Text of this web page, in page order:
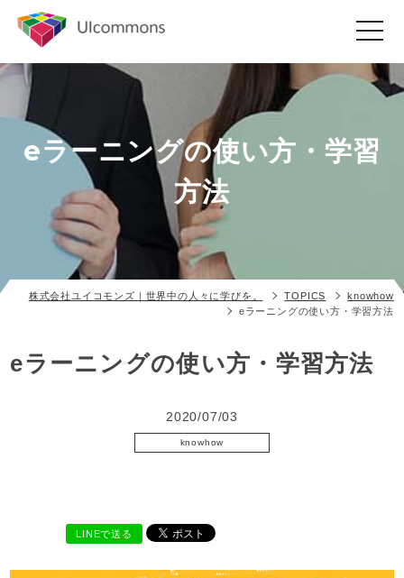
toggle
eラーニングの使い方・学習
方法
株式会社ユイコモンズ｜世界中の人々に学びを。 TOPICS
knowhow
eラーニングの使い方・学習方法
eラーニングの使い方・学習方法
2020/07/03
knowhow
LINEで送る